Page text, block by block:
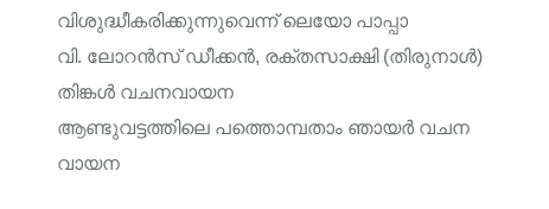
വിശുദ്ധീകരിക്കുന്നുവെന്ന് ലെയോ പാപ്പാ
വി. ലോറൻസ് ഡീക്കൻ, രക്തസാക്ഷി (തിരുനാൾ)
തിങ്കൾ വചനവായന
ആണ്ടുവട്ടത്തിലെ പത്തൊമ്പതാം ഞായർ വചന
വായന